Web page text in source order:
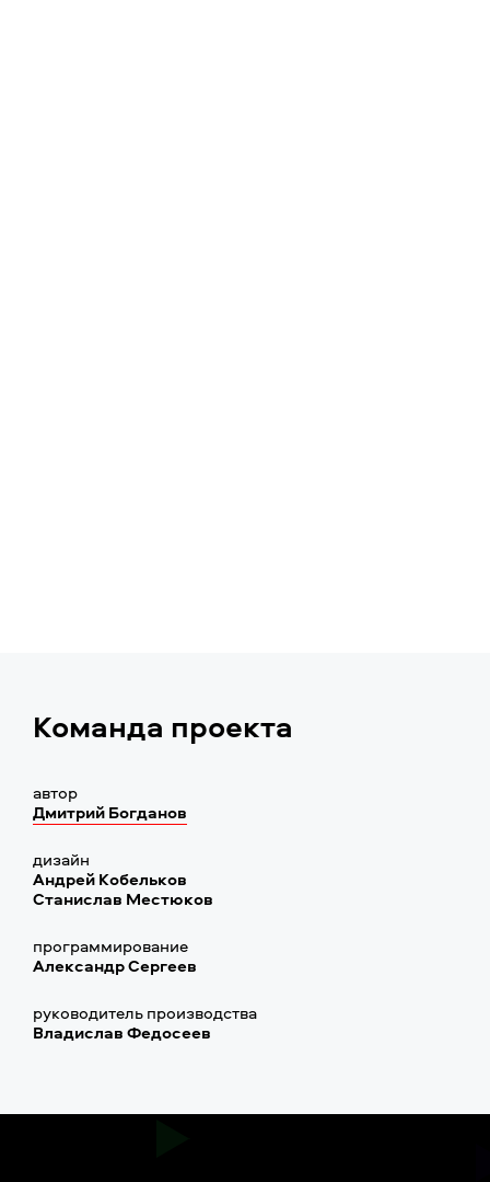
Команда проекта
автор
Дмитрий Богданов
дизайн
Андрей Кобельков
Станислав Местюков
программирование
Александр Сергеев
руководитель производства
Владислав Федосеев